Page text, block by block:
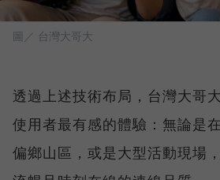
圖／ 台灣大哥大
透過上述技術布局，台灣大哥
使用者最有感的體驗：無論是
偏鄉山區，或是大型活動現場